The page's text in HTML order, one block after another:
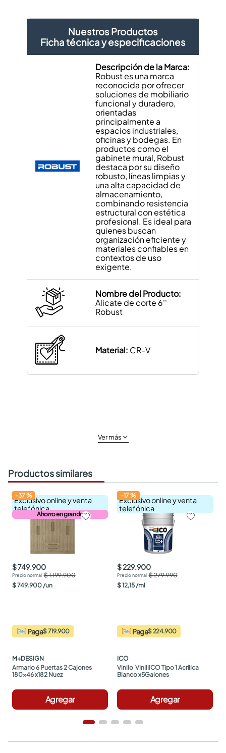
Nuestros Productos
Ficha técnica y especificaciones
Descripción de la Marca:
Robust es una marca
reconocida por ofrecer
soluciones de mobiliario
funcional y duradero,
orientadas
principalmente a
espacios industriales,
oficinas y bodegas. En
productos como el
gabinete mural, Robust
destaca por su diseño
robusto, líneas limpias y
una alta capacidad de
almacenamiento,
combinando resistencia
estructural con estética
profesional. Es ideal para
quienes buscan
organización eficiente y
materiales confiables en
contextos de uso
exigente.
Nombre del Producto:
Alicate de corte 6''
Robust
Material: CR-V
Ver más
Productos similares
Exclusivo online y venta
telefónica
Ahorro en grande
-37%
$ 749.900
$ 1.199.900
$749.900 /un
Paga$ 719.900
M+DESIGN
Armario 6 Puertas 2 Cajones
180x46 x182 Nuez
Agregar
Exclusivo online y venta
telefónica
-17%
$ 229.900
$ 279.990
$12,15 /ml
Paga$ 224.900
ICO
Vinilo  ViniliICO Tipo 1 Acrílica
Blanco x5Galones
Agregar